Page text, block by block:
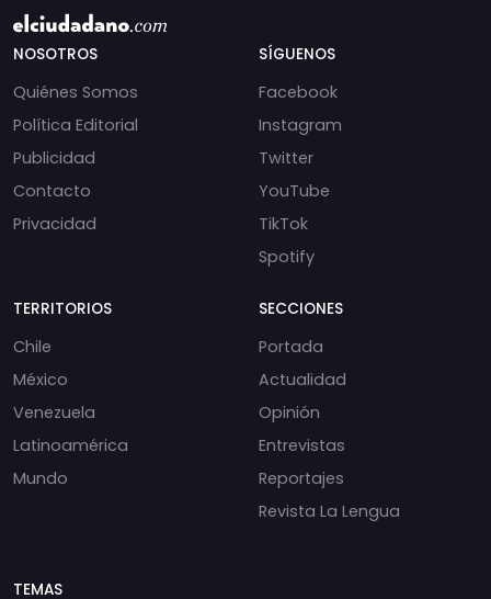
NOSOTROS
Quiénes Somos
Política Editorial
Publicidad
Contacto
Privacidad
SÍGUENOS
Facebook
Instagram
Twitter
YouTube
TikTok
Spotify
TERRITORIOS
Chile
México
Venezuela
Latinoamérica
Mundo
SECCIONES
Portada
Actualidad
Opinión
Entrevistas
Reportajes
Revista La Lengua
TEMAS